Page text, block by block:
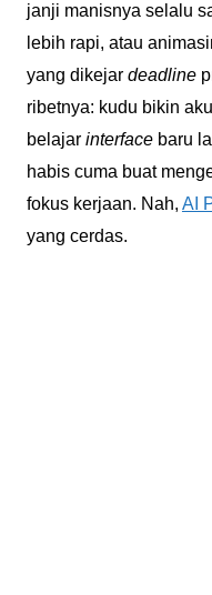
janji manisnya selalu
lebih rapi, atau
yang dikejar deadline
ribetnya: kudu bikin
belajar interfacebaru
habis cuma buat
fokus kerjaan. Nah, AI
yang cerdas.